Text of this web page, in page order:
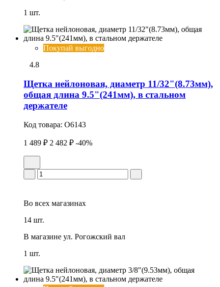
1 шт.
Покупай выгодно
4.8
Щетка нейлоновая, диаметр 11/32"(8.73мм),
общая длина 9.5"(241мм), в стальном
держателе
Код товара: O6143
1 489 ₽ 2 482 ₽ -40%
Во всех магазинах
14 шт.
В магазине ул. Рогожский вал
1 шт.